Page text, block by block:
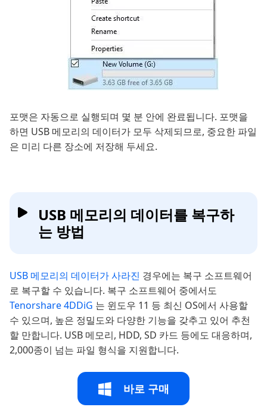
포맷은 자동으로 실행되며 몇 분 안에 완료됩니다. 포맷을
하면 USB 메모리의 데이터가 모두 삭제되므로, 중요한 파일
은 미리 다른 장소에 저장해 두세요.
USB 메모리의 데이터를 복구하
는 방법
USB 메모리의 데이터가 사라진 경우에는 복구 소프트웨어
로 복구할 수 있습니다. 복구 소프트웨어 중에서도
Tenorshare 4DDiG 는 윈도우 11 등 최신 OS에서 사용할
수 있으며, 높은 정밀도와 다양한 기능을 갖추고 있어 추천
할 만합니다. USB 메모리, HDD, SD 카드 등에도 대응하며,
2,000종이 넘는 파일 형식을 지원합니다.
바로 구매